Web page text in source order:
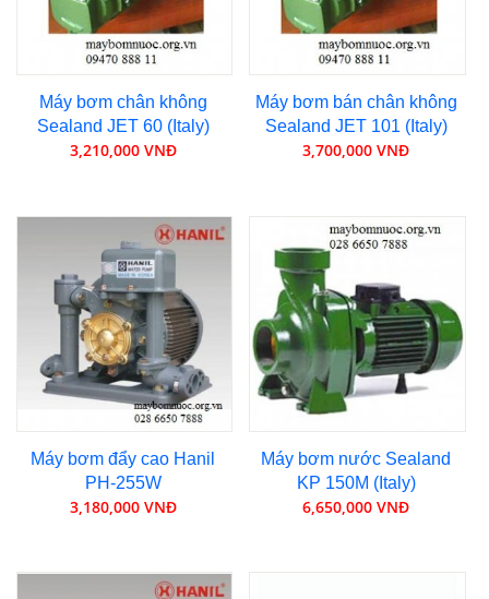
Máy bơm chân không
Sealand JET 60 (Italy)
3,210,000 VNĐ
Máy bơm bán chân không
Sealand JET 101 (Italy)
3,700,000 VNĐ
Máy bơm đẩy cao Hanil
PH-255W
3,180,000 VNĐ
Máy bơm nước Sealand
KP 150M (Italy)
6,650,000 VNĐ